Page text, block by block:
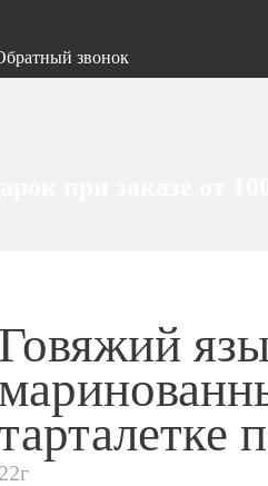
звонок
Говяжий
22г